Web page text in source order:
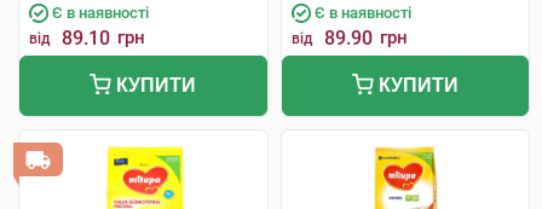
Є в наявності
від 89.10 грн
КУПИТИ
Є в наявності
від 89.90 грн
КУПИТИ